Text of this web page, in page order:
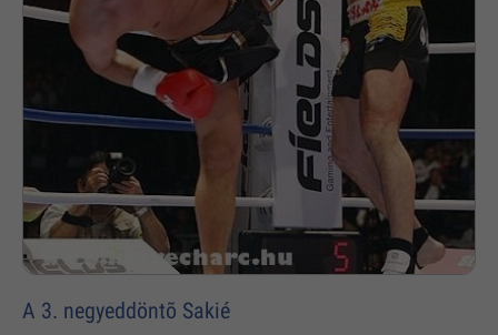
A 3. negyeddöntõ Sakié